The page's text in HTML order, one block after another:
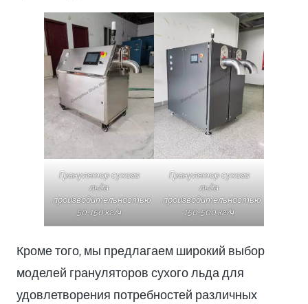
Гранулятор сухого
льда
производительностью
50-150 кг/ч
Гранулятор сухого
льда
производительностью
150-500 кг/ч
Кроме того, мы предлагаем широкий выбор
моделей грануляторов сухого льда для
удовлетворения потребностей различных